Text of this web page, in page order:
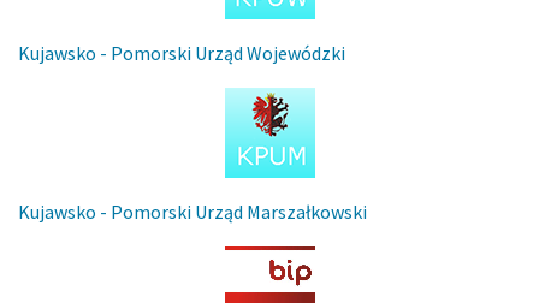
Kujawsko - Pomorski Urząd Wojewódzki
Kujawsko - Pomorski Urząd Marszałkowski